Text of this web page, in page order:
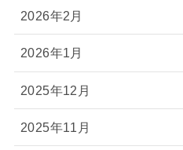
2026年2月
2026年1月
2025年12月
2025年11月